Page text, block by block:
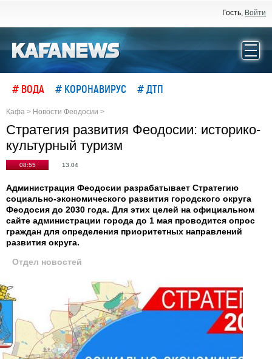
Гость, Войти
# ВОДА # КОРОНАВИРУС # ДТП
Кафа > Новости Феодосии >
Стратегия развития Феодосии: историко-
культурный туризм
08:55 13.04
Администрация Феодосии разрабатывает Стратегию
социально-экономического развития городского округа
Феодосия до 2030 года. Для этих целей на официальном
сайте администрации города до 1 мая проводится опрос
граждан для определения приоритетных направлений
развития округа.
Отдел новостей